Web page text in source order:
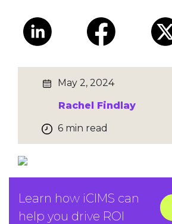
May 2, 2024
Rachel Findlay
6 min read
Learn how iCIMS can
help you drive ROI